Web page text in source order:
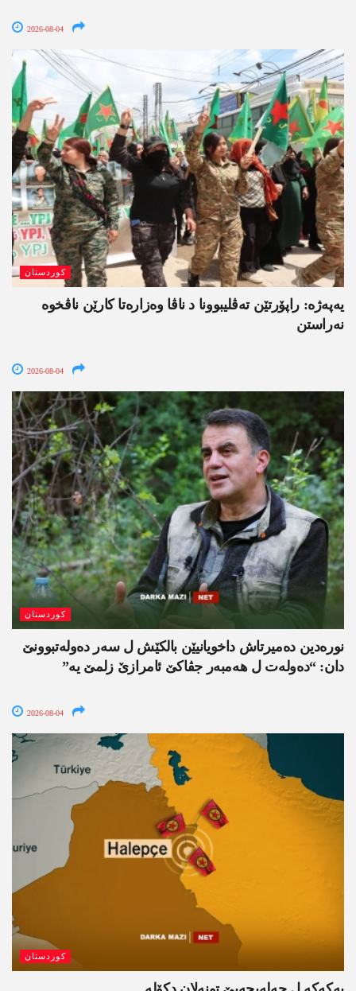
2026-08-04
کوردستان
یەپەژە: راپۆرتێن تەڤلیبوونا د ناڤا وەزارەتا کارێن ناڤخوە
نەراستن
2026-08-04
کوردستان
نورەدین دەمیرتاش داخویانیێن بالکێش ل سەر دەولەتبوونێ
دان: “دەولەت ل ھەمبەر جڤاکێ ئامرازێ زلمێ یە”
2026-08-04
کوردستان